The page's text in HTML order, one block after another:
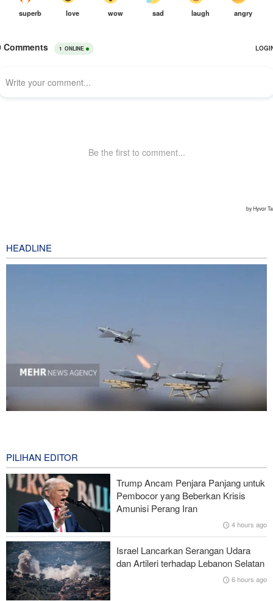
HEADLINE
Brigjen Akrami Nia: Artesh dalam Kondisi Siaga Penuh
Foreign Policy: Riyadh Terjepit di Antara Iran dan Ansarullah,
Kebijakan Ini Gagal
Brigjen Ebnolreza: Teknologi Iran Lebih Unggul daripada Sistem
Impor Mana Pun di Kawasan
Mengapa AS Nyaris Kehabisan Senjata dalam perang melawan
Iran?
PILIHAN EDITOR
Trump Ancam Penjara Panjang untuk
Pembocor yang Beberkan Krisis
Amunisi Perang Iran
4 hours ago
Israel Lancarkan Serangan Udara
dan Artileri terhadap Lebanon Selatan
6 hours ago